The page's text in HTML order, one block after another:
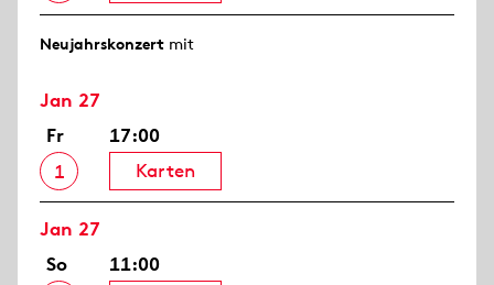
Neujahrs­konzert mit
Jan 27
Fr
1
17:00
Karten
Jan 27
So
11:00